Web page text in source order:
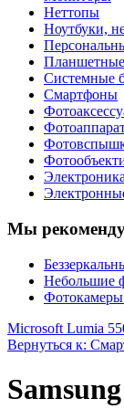
Неттопы
Ноутбуки,
Системные
Смартфоны
Мы
Небольшие
Фотокамеры
Microsoft Lumia
Вернуться к: